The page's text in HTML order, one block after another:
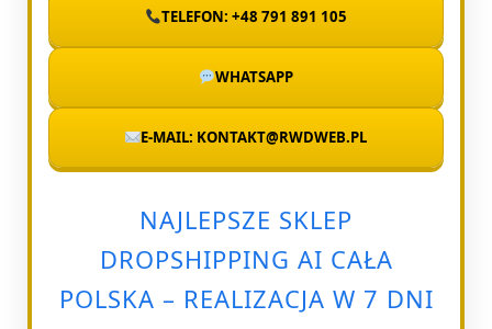
TELEFON: +48 791 891 105
WHATSAPP
E-MAIL: KONTAKT@RWDWEB.PL
NAJLEPSZE SKLEP
DROPSHIPPING AI CAŁA
POLSKA – REALIZACJA W 7 DNI